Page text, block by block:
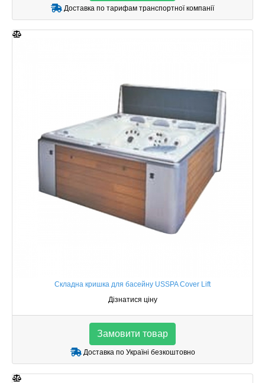
Доставка по тарифам транспортної компанії
Складна кришка для басейну USSPA Cover Lift
Дізнатися ціну
Замовити товар
Доставка по Україні безкоштовно